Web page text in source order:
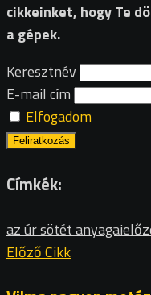
cikkeinket, hogy Te
a gépek.
Keresztnév
E-mail cím
Elfogadom
Címkék:
az úr sötét anyagai
Előző Cikk